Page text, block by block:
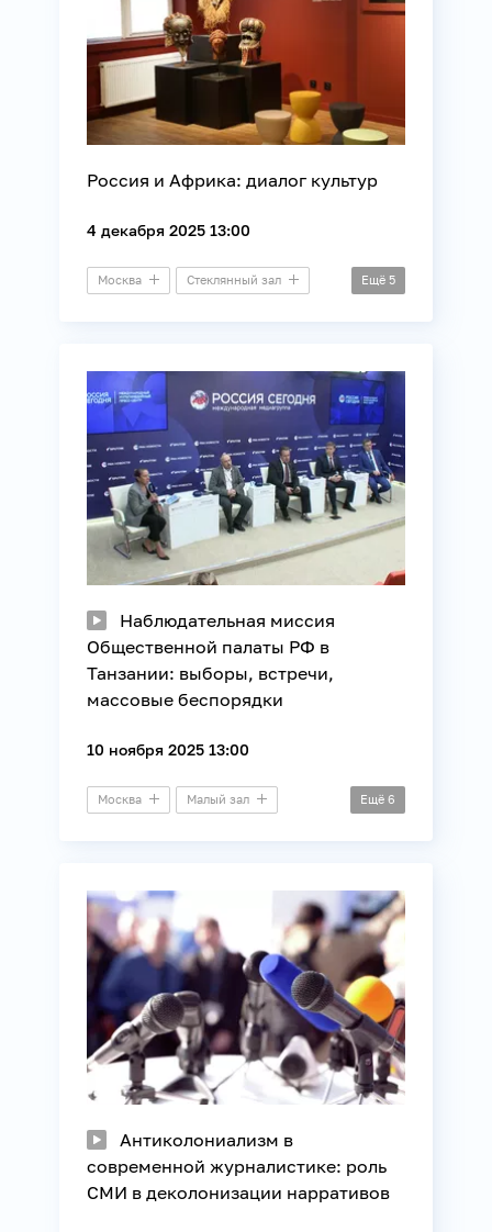
Россия и Африка: диалог культур
4 декабря 2025 13:00
Москва Стеклянный зал
Международные отношения
Музеи
Ещё 5
Наблюдательная миссия
Общественной палаты РФ в
Танзании: выборы, встречи,
массовые беспорядки
10 ноября 2025 13:00
Москва Малый зал
Выборы
Международные отношения
Ещё 6
Антиколониализм в
современной журналистике: роль
СМИ в деколонизации нарративов